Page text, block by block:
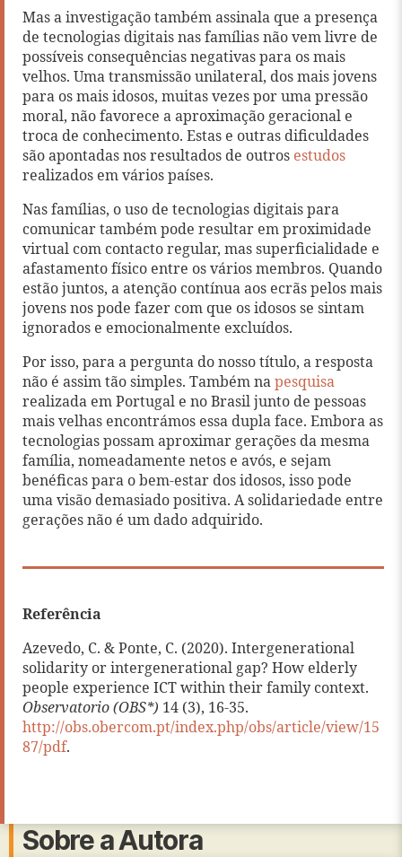
Mas a investigação também assinala que a presença
de tecnologias digitais nas famílias não vem livre de
possíveis consequências negativas para os mais
velhos. Uma transmissão unilateral, dos mais jovens
para os mais idosos, muitas vezes por uma pressão
moral, não favorece a aproximação geracional e
troca de conhecimento. Estas e outras dificuldades
são apontadas nos resultados de outros estudos
realizados em vários países.
Nas famílias, o uso de tecnologias digitais para
comunicar também pode resultar em proximidade
virtual com contacto regular, mas superficialidade e
afastamento físico entre os vários membros. Quando
estão juntos, a atenção contínua aos ecrãs pelos mais
jovens nos pode fazer com que os idosos se sintam
ignorados e emocionalmente excluídos.
Por isso, para a pergunta do nosso título, a resposta
não é assim tão simples. Também na pesquisa
realizada em Portugal e no Brasil junto de pessoas
mais velhas encontrámos essa dupla face. Embora as
tecnologias possam aproximar gerações da mesma
família, nomeadamente netos e avós, e sejam
benéficas para o bem-estar dos idosos, isso pode
uma visão demasiado positiva. A solidariedade entre
gerações não é um dado adquirido.
Referência
Azevedo, C. & Ponte, C. (2020). Intergenerational
solidarity or intergenerational gap? How elderly
people experience ICT within their family context.
Observatorio (OBS*) 14 (3), 16-35.
http://obs.obercom.pt/index.php/obs/article/view/15
87/pdf.
Sobre a Autora